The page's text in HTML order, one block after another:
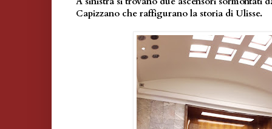
Capizzano che raffigurano la storia di Ulisse.